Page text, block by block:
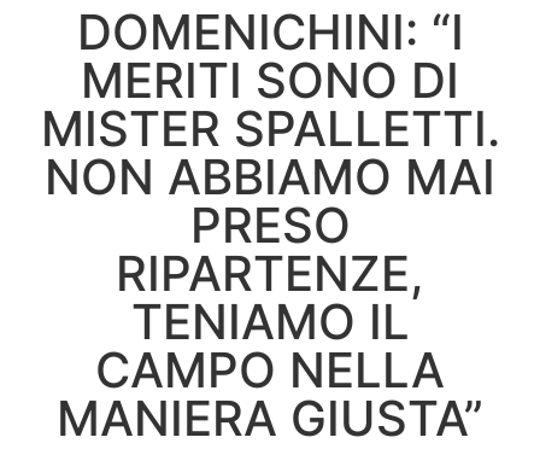
DOMENICHINI: “I
MERITI SONO DI
MISTER SPALLETTI.
NON ABBIAMO MAI
PRESO
RIPARTENZE,
TENIAMO IL
CAMPO NELLA
MANIERA GIUSTA”